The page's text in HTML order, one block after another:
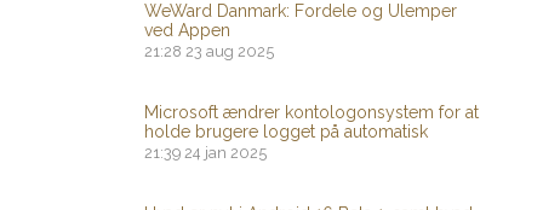
WeWard Danmark: Fordele og Ulemper
ved Appen
21:28 23 aug 2025
Microsoft ændrer kontologonsystem for at
holde brugere logget på automatisk
21:39 24 jan 2025